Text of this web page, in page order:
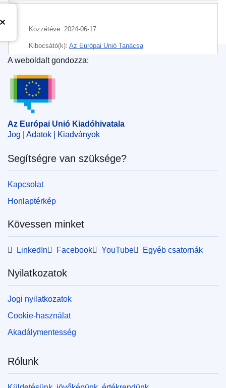
Közzétéve: 2024-06-17
Kibocsátó(k): Az Európai Unió Tanácsa
IMMC : ST 11312 2024 INIT
Az Európai Unió Kiadóhivatala
A weboldalt gondozza:
Az Európai Unió Kiadóhivatala
Jog | Adatok | Kiadványok
Segítségre van szüksége?
Kapcsolat
Honlaptérkép
Kövessen minket
LinkedIn Facebook YouTube Egyéb csatornák
Nyilatkozatok
Jogi nyilatkozatok
Cookie-használat
Akadálymentesség
Rólunk